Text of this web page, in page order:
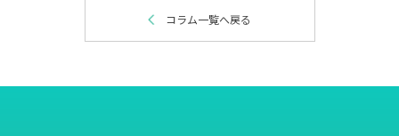
コラム一覧へ戻る